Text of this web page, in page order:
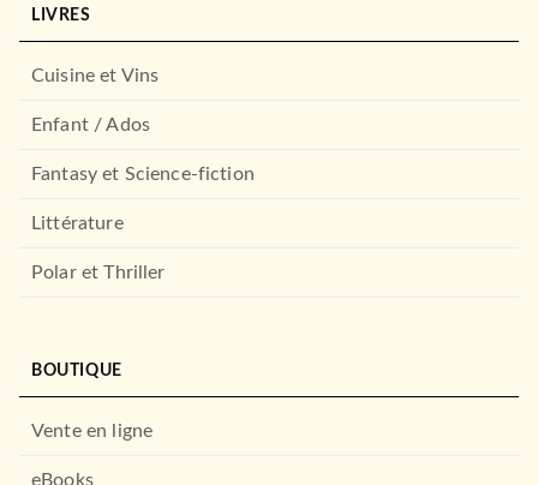
LIVRES
Cuisine et Vins
Enfant / Ados
Fantasy et Science-fiction
Littérature
Polar et Thriller
BOUTIQUE
Vente en ligne
eBooks